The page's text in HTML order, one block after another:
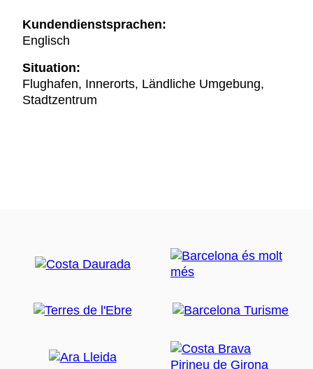
Kundendienstsprachen:
Englisch
Situation:
Flughafen, Innerorts, Ländliche Umgebung,
Stadtzentrum